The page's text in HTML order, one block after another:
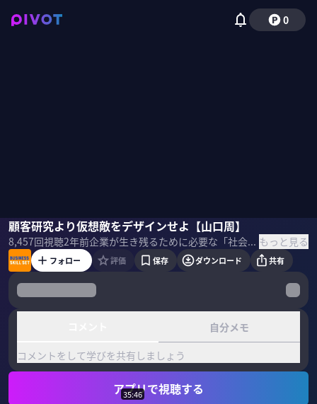
0
顧客研究より仮想敵をデザインせよ【山口周】
8,457回視聴2年前 企業が生き残るために必要な「社会運動×ビジネス」とは何なのか？著作家・山口周が解説。 ＜ゲスト＞ 山口周 著作家・独立研究家 「経営におけるアートとサイエンスのリバランス」「組織の潜在的創造性の開発」「資本主義とビジネスの未来」などを主な専門領域とする。 主な著書 『クリティカル・ビジネス・パラダイム』 『世界のエリートはなぜ「美意識」を鍛えるのか？』 『武器になる哲学』 ＜目次＞ もっと見る
山口周国山ハセン
フォロー 評価 保存 ダウンロード 共有
自分メモ
コメントをして学びを共有しましょう
アプリで視聴する
35:46